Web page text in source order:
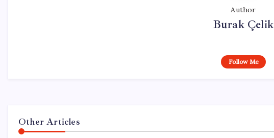
Author
Burak Çelik
Follow Me
Other Articles